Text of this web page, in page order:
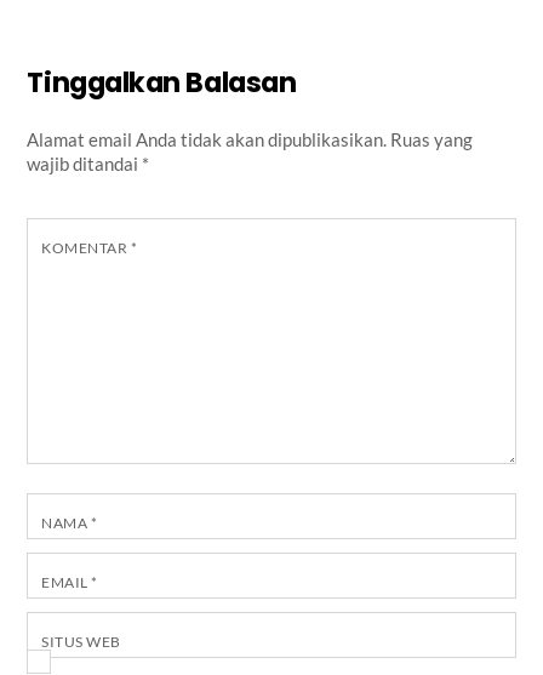
Tinggalkan Balasan
Alamat email Anda tidak akan dipublikasikan. Ruas yang
wajib ditandai *
KOMENTAR *
NAMA *
EMAIL *
SITUS WEB